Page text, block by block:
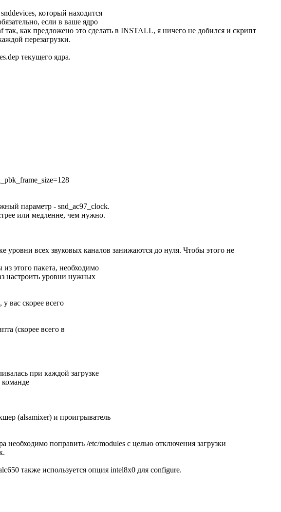
который находится
если в ваше ядро
как предложено это сделать в INSTALL, я ничего не добился и скрипт
перезагрузки.
текущего ядра.
параметр - snd_ac97_clock.
или медленне, чем нужно.
уровни всех звуковых каналов занижаются до нуля. Чтобы этого не
этого пакета, необходимо
настроить уровни нужных
вас скорее всего
(скорее всего в
при каждой загрузке
(alsamixer) и проигрыватель
необходимо поправить /etc/modules с целью отключения загрузки
также используется опция intel8x0 для configure.